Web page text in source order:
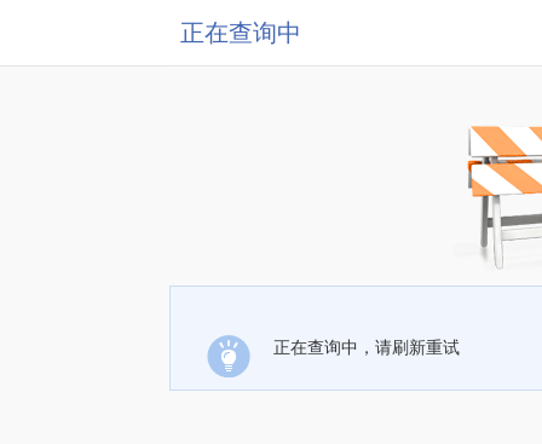
正在查询中
正在查询中，请刷新重试